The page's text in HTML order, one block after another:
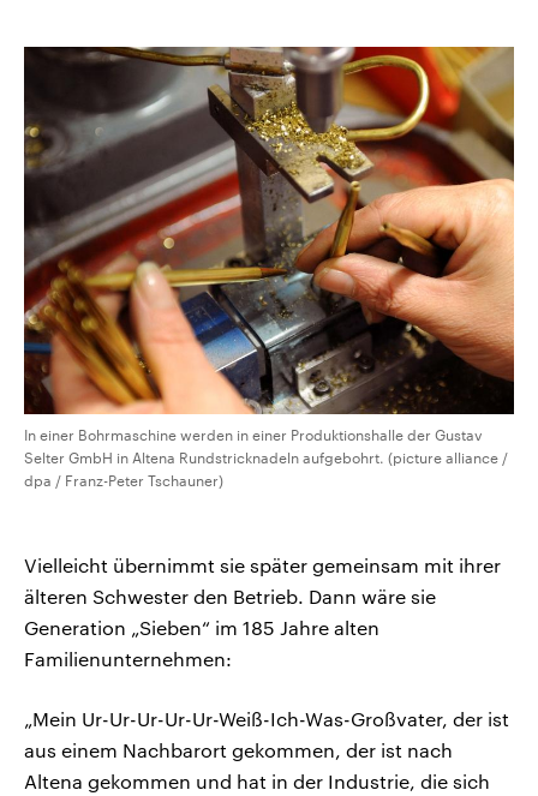
In einer Bohrmaschine werden in einer Produktionshalle der Gustav
Selter GmbH in Altena Rundstricknadeln aufgebohrt. (picture alliance /
dpa / Franz-Peter Tschauner)
Vielleicht übernimmt sie später gemeinsam mit ihrer
älteren Schwester den Betrieb. Dann wäre sie
Generation „Sieben“ im 185 Jahre alten
Familienunternehmen:
„Mein Ur-Ur-Ur-Ur-Ur-Weiß-Ich-Was-Großvater, der ist
aus einem Nachbarort gekommen, der ist nach
Altena gekommen und hat in der Industrie, die sich